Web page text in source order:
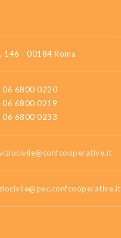
146 - 00184 Roma
06 6800 0220
06 6800 0219
06 6800 0233